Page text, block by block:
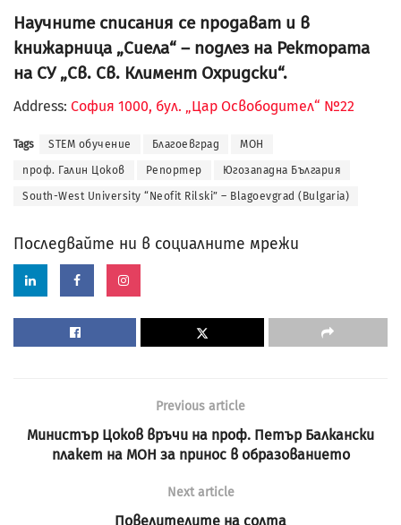
Научните списания се продават и в
книжарница „Сиела“ – подлез на Ректората
на СУ „Св. Св. Климент Охридски“.
Address: София 1000, бул. „Цар Освободител“ №22
Tags STEM обучение Благоевград МОН
проф. Галин Цоков Репортер Югозападна България
South-West University “Neofit Rilski” – Blagoevgrad (Bulgaria)
Последвайте ни в социалните мрежи
Previous article
Министър Цоков връчи на проф. Петър Балкански
плакет на МОН за принос в образованието
Next article
Повелителите на солта